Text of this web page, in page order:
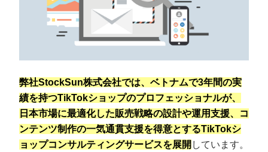
弊社StockSun株式会社では、ベトナムで3年間の実
績を持つTikTokショップのプロフェッショナルが、
日本市場に最適化した販売戦略の設計や運用支援、コ
ンテンツ制作の一気通貫支援を得意とするTikTokシ
ョップコンサルティングサービスを展開 しています。